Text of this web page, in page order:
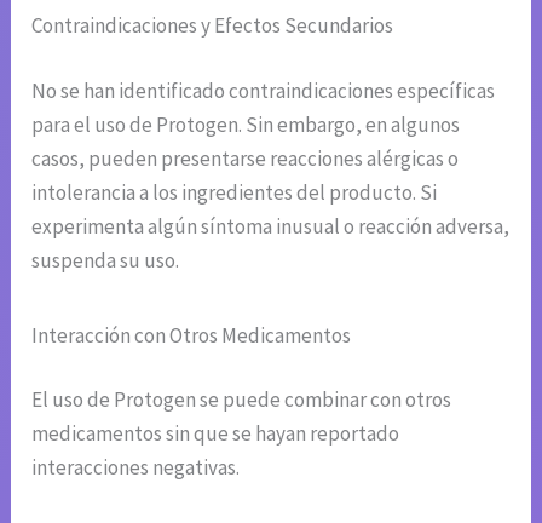
Contraindicaciones y Efectos Secundarios
No se han identificado contraindicaciones específicas
para el uso de Protogen. Sin embargo, en algunos
casos, pueden presentarse reacciones alérgicas o
intolerancia a los ingredientes del producto. Si
experimenta algún síntoma inusual o reacción adversa,
suspenda su uso.
Interacción con Otros Medicamentos
El uso de Protogen se puede combinar con otros
medicamentos sin que se hayan reportado
interacciones negativas.